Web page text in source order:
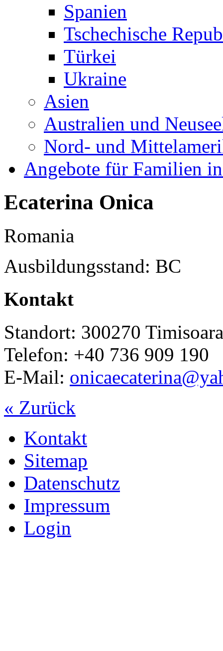
Spanien
Tschechische
Türkei
Ukraine
Asien
Australien und
Nord- und
Angebote für Familien
Ecaterina Onica
Romania
Ausbildungsstand: BC
Kontakt
Standort: 300270 Timisoara
Telefon: +40 736 909 190
E-Mail:
« Zurück
Kontakt
Sitemap
Datenschutz
Impressum
Login